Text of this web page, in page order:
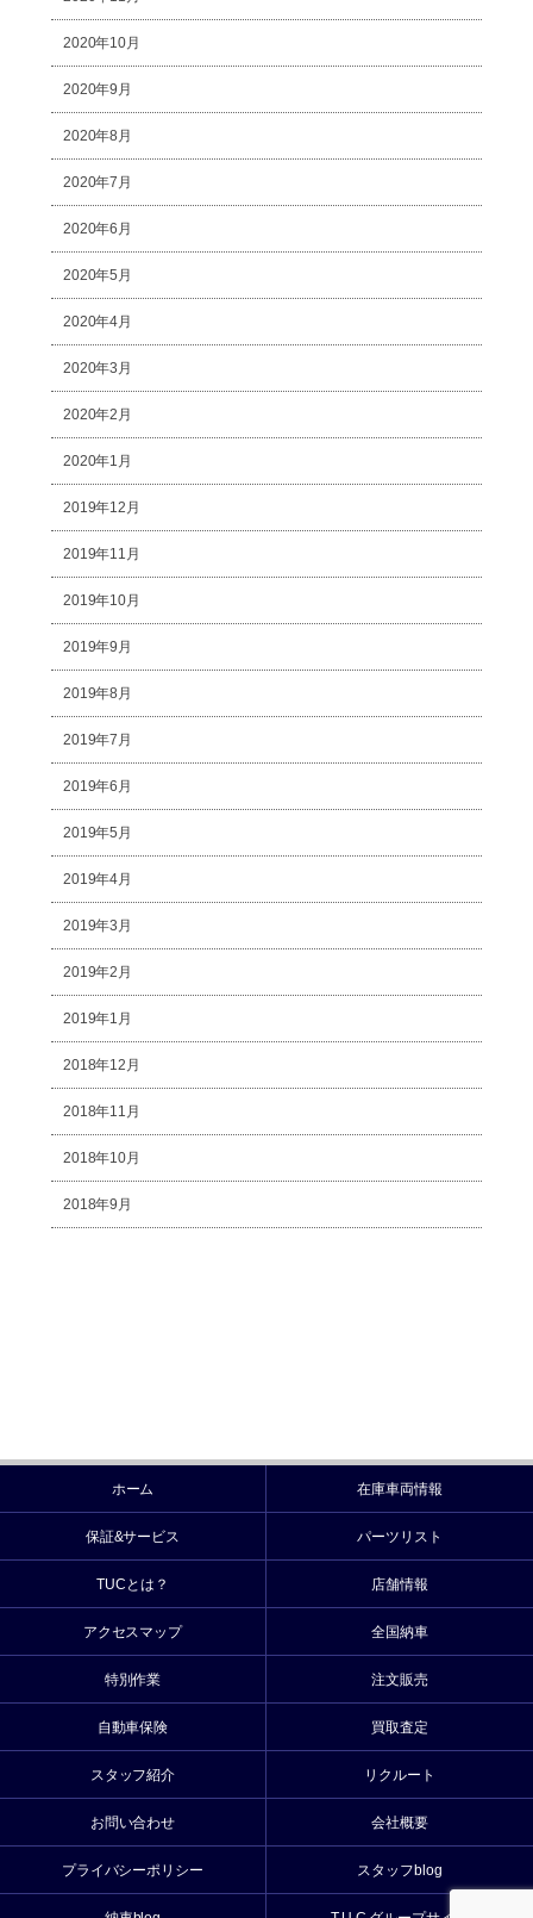
2020年10月
2020年9月
2020年8月
2020年7月
2020年6月
2020年5月
2020年4月
2020年3月
2020年2月
2020年1月
2019年12月
2019年11月
2019年10月
2019年9月
2019年8月
2019年7月
2019年6月
2019年5月
2019年4月
2019年3月
2019年2月
2019年1月
2018年12月
2018年11月
2018年10月
2018年9月
ホーム 在庫車両情報
保証&サービス パーツリスト
TUCとは？ 店舗情報
アクセスマップ 全国納車
特別作業 注文販売
自動車保険 買取査定
スタッフ紹介 リクルート
お問い合わせ 会社概要
プライバシーポリシー スタッフblog